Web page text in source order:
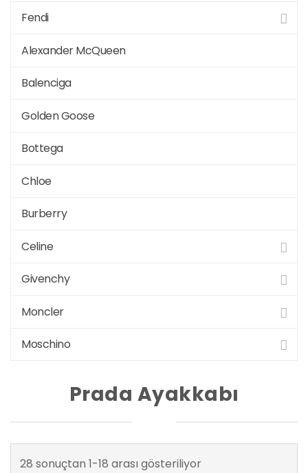
Fendi
Alexander McQueen
Balenciga
Golden Goose
Bottega
Chloe
Burberry
Celine
Givenchy
Moncler
Moschino
Prada Ayakkabı
28 sonuçtan 1-18 arası gösteriliyor